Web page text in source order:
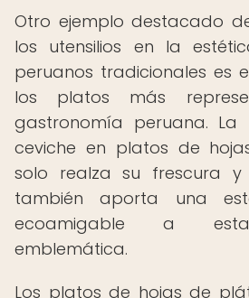
Otro ejemplo destacado
los utensilios en la
peruanos tradicionales es
los platos más
gastronomía peruana. La
ceviche en platos de
solo realza su frescura y
también aporta una
ecoamigable a
emblemática.
Los platos de hojas de